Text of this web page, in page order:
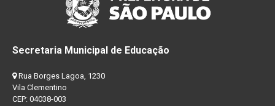
Secretaria Municipal de Educação
Rua Borges Lagoa, 1230
Vila Clementino
CEP: 04038-003